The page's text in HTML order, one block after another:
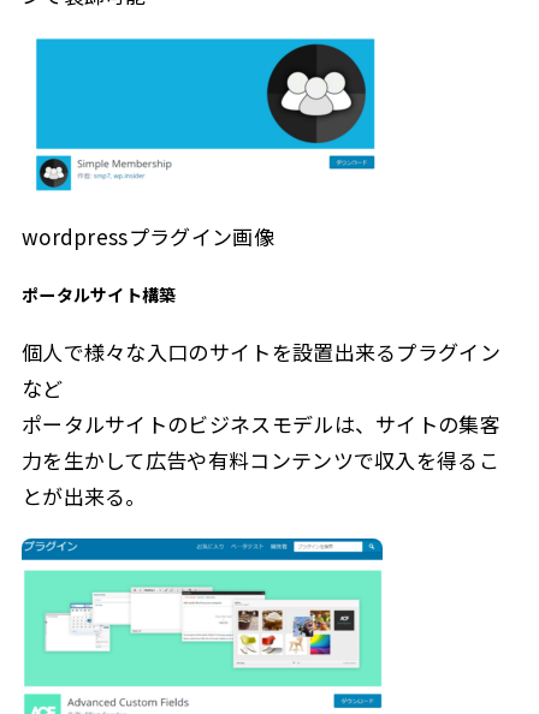
wordpressプラグイン画像
ポータルサイト構築
個人で様々な入口のサイトを設置出来るプラグイン
など
ポータルサイトのビジネスモデルは、サイトの集客
力を生かして広告や有料コンテンツで収入を得るこ
とが出来る。